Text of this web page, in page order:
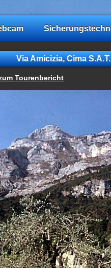
Via Amicizia, Cima
Tourenbericht